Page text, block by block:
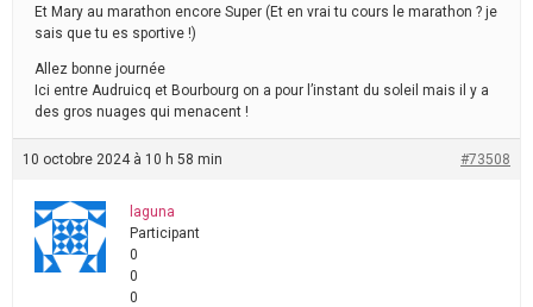
Et Mary au marathon encore Super (Et en vrai tu cours le marathon ? je
sais que tu es sportive !)
Allez bonne journée
Ici entre Audruicq et Bourbourg on a pour l’instant du soleil mais il y a
des gros nuages qui menacent !
10 octobre 2024 à 10 h 58 min #73508
laguna
Participant
0
0
0